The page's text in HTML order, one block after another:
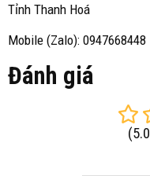
Tỉnh Thanh Hoá
Mobile (Zalo): 0947668448
Đánh giá
(5.0